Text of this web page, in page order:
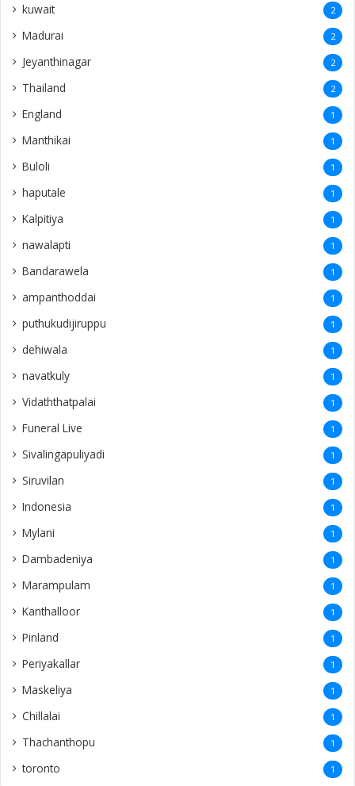
kuwait 2
Madurai 2
Jeyanthinagar 2
Thailand 2
England 1
Manthikai 1
Buloli 1
haputale 1
Kalpitiya 1
nawalapti 1
Bandarawela 1
ampanthoddai 1
puthukudijiruppu 1
dehiwala 1
navatkuly 1
Vidaththatpalai 1
Funeral Live 1
Sivalingapuliyadi 1
Siruvilan 1
Indonesia 1
Mylani 1
Dambadeniya 1
Marampulam 1
Kanthalloor 1
Pinland 1
Periyakallar 1
Maskeliya 1
Chillalai 1
Thachanthopu 1
toronto 1